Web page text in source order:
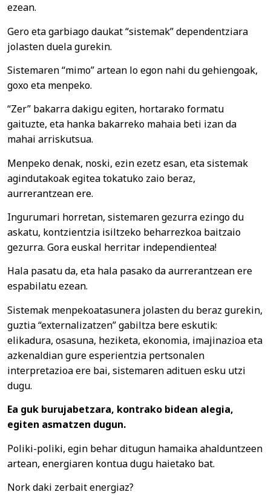
ezean.
Gero eta garbiago daukat “sistemak” dependentziara
jolasten duela gurekin.
Sistemaren “mimo” artean lo egon nahi du gehiengoak,
goxo eta menpeko.
“Zer” bakarra dakigu egiten, hortarako formatu
gaituzte, eta hanka bakarreko mahaia beti izan da
mahai arriskutsua.
Menpeko denak, noski, ezin ezetz esan, eta sistemak
agindutakoak egitea tokatuko zaio beraz,
aurrerantzean ere.
Ingurumari horretan, sistemaren gezurra ezingo du
askatu, kontzientzia isiltzeko beharrezkoa baitzaio
gezurra. Gora euskal herritar independientea!
Hala pasatu da, eta hala pasako da aurrerantzean ere
espabilatu ezean.
Sistemak menpekoatasunera jolasten du beraz gurekin,
guztia “externalizatzen” gabiltza bere eskutik:
elikadura, osasuna, heziketa, ekonomia, imajinazioa eta
azkenaldian gure esperientzia pertsonalen
interpretazioa ere bai, sistemaren adituen esku utzi
dugu.
Ea guk burujabetzara, kontrako bidean alegia,
egiten asmatzen dugun.
Poliki-poliki, egin behar ditugun hamaika ahalduntzeen
artean, energiaren kontua dugu haietako bat.
Nork daki zerbait energiaz?